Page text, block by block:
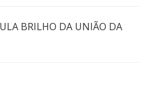
BRILHO DA UNIÃO DA